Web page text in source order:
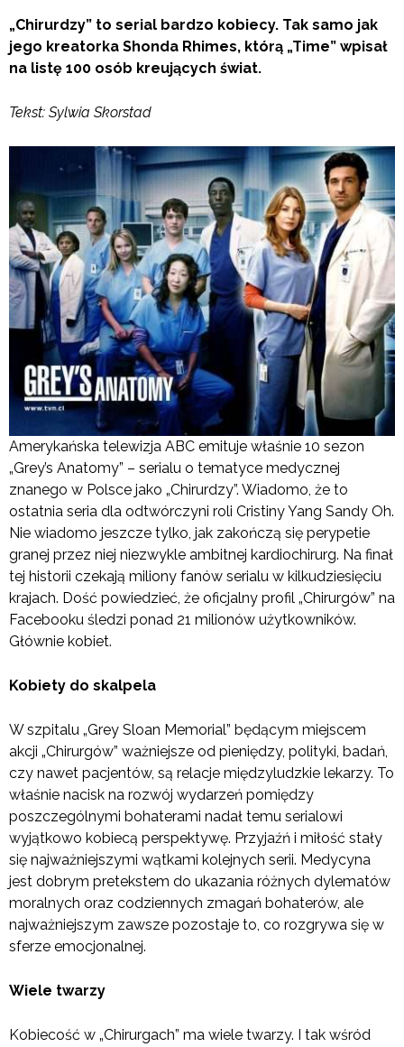
„Chirurdzy” to serial bardzo kobiecy. Tak samo jak
jego kreatorka Shonda Rhimes, którą „Time” wpisał
na listę 100 osób kreujących świat.
Tekst: Sylwia Skorstad
Amerykańska telewizja ABC emituje właśnie 10 sezon
„Grey’s Anatomy” – serialu o tematyce medycznej
znanego w Polsce jako „Chirurdzy”. Wiadomo, że to
ostatnia seria dla odtwórczyni roli Cristiny Yang Sandy Oh.
Nie wiadomo jeszcze tylko, jak zakończą się perypetie
granej przez niej niezwykle ambitnej kardiochirurg. Na finał
tej historii czekają miliony fanów serialu w kilkudziesięciu
krajach. Dość powiedzieć, że oficjalny profil „Chirurgów” na
Facebooku śledzi ponad 21 milionów użytkowników.
Głównie kobiet.
Kobiety do skalpela
W szpitalu „Grey Sloan Memorial” będącym miejscem
akcji „Chirurgów” ważniejsze od pieniędzy, polityki, badań,
czy nawet pacjentów, są relacje międzyludzkie lekarzy. To
właśnie nacisk na rozwój wydarzeń pomiędzy
poszczególnymi bohaterami nadał temu serialowi
wyjątkowo kobiecą perspektywę. Przyjaźń i miłość stały
się najważniejszymi wątkami kolejnych serii. Medycyna
jest dobrym pretekstem do ukazania różnych dylematów
moralnych oraz codziennych zmagań bohaterów, ale
najważniejszym zawsze pozostaje to, co rozgrywa się w
sferze emocjonalnej.
Wiele twarzy
Kobiecość w „Chirurgach” ma wiele twarzy. I tak wśród